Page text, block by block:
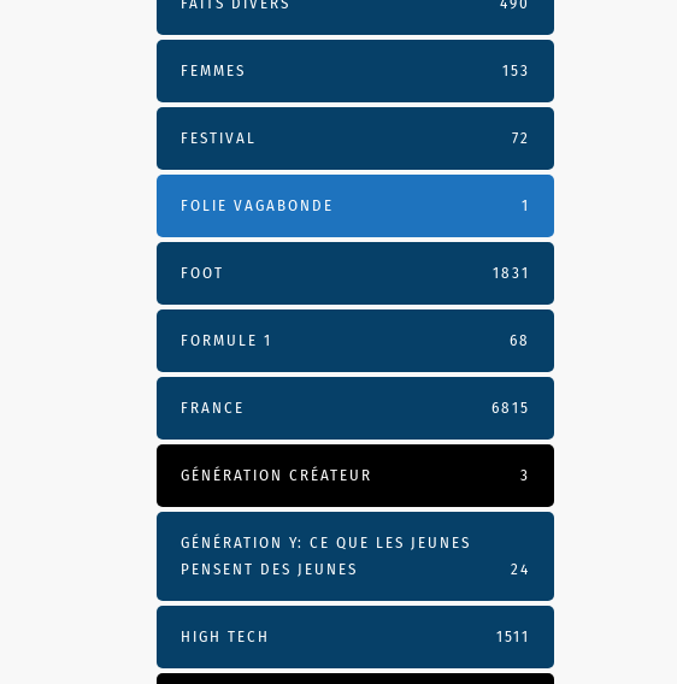
FEMMES 153
FESTIVAL 72
FOLIE VAGABONDE 1
FOOT 1831
FORMULE 1 68
FRANCE 6815
GÉNÉRATION CRÉATEUR 3
GÉNÉRATION Y: CE QUE LES JEUNES
PENSENT DES JEUNES
24
HIGH TECH 1511